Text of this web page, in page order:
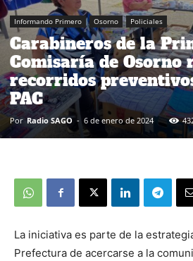
Informando Primero Osorno Policiales
Carabineros de la
Comisaría de Osorno
recorridos
PAC
Por Radio SAGO - 6 de enero de 2024
La iniciativa es parte de la
Prefectura de acercarse a la